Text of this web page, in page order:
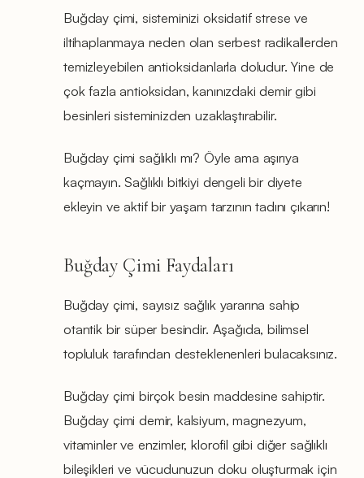
Buğday çimi, sisteminizi oksidatif strese ve
iltihaplanmaya neden olan serbest radikallerden
temizleyebilen antioksidanlarla doludur. Yine de
çok fazla antioksidan, kanınızdaki demir gibi
besinleri sisteminizden uzaklaştırabilir.
Buğday çimi sağlıklı mı? Öyle ama aşırıya
kaçmayın. Sağlıklı bitkiyi dengeli bir diyete
ekleyin ve aktif bir yaşam tarzının tadını çıkarın!
Buğday Çimi Faydaları
Buğday çimi, sayısız sağlık yararına sahip
otantik bir süper besindir. Aşağıda, bilimsel
topluluk tarafından desteklenenleri bulacaksınız.
Buğday çimi birçok besin maddesine sahiptir.
Buğday çimi demir, kalsiyum, magnezyum,
vitaminler ve enzimler, klorofil gibi diğer sağlıklı
bileşikleri ve vücudunuzun doku oluşturmak için